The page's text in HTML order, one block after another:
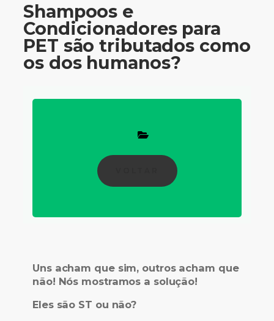
Shampoos e
Condicionadores para
PET são tributados como
os dos humanos?
Uns acham que sim, outros acham que
não! Nós mostramos a solução!
Eles são ST ou não?